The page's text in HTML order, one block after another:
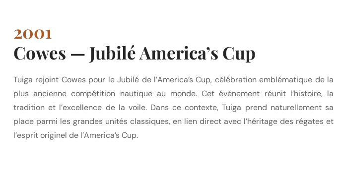
2001
Cowes — Jubilé America’s Cup
Tuiga rejoint Cowes pour le Jubilé de l’America’s Cup, célébration emblématique de la
plus ancienne compétition nautique au monde. Cet événement réunit l’histoire, la
tradition et l’excellence de la voile. Dans ce contexte, Tuiga prend naturellement sa
place parmi les grandes unités classiques, en lien direct avec l’héritage des régates et
l’esprit originel de l’America’s Cup.